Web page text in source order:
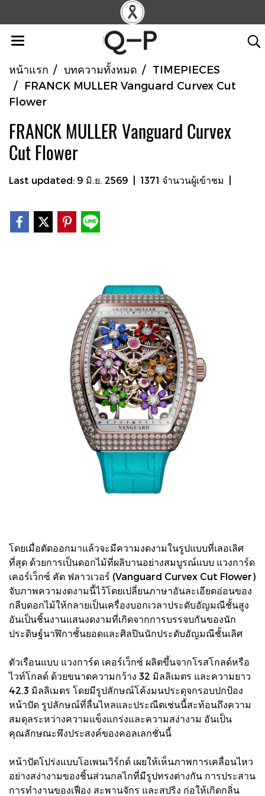
หน้าแรก บทความทั้งหมด
TIMEPIECES
FRANCK MULLER Vanguard Curvex Cut
Flower
FRANCK MULLER Vanguard Curvex
Cut Flower
Last updated: 9 มิ.ย. 2569 1371 จำนวนผู้เข้าชม
โดยเมื่อตัดออกมาแล้วจะมีความงดงามในรูปแบบที่เลอเลิศ
ที่สุด ด้วยการเป็นดอกไม้ที่ผลิบานอย่างสมบูรณ์แบบ แวงการ์ด
เคอร์เว็กซ์ คัต ฟลาวเวอร์ (Vanguard Curvex Cut Flower)
จับภาพความงดงามนี้ไว้โดยเปลี่ยนภาษาอันละเอียดอ่อนของ
กลีบดอกไม้ให้กลายเป็นเครื่องบอกเวลาประดับอัญมณีชั้นสูง
อันเป็นชิ้นงานแสนงดงามที่เกิดจากการบรรจบกันของนัก
ประดิษฐ์นาฬิกาชั้นยอดและศิลปินนักประดับอัญมณีชั้นเลิศ
ตัวเรือนแบบ แวงการ์ด เคอร์เว็กซ์ ผลิตขึ้นจากโรสโกลด์หรือ
ไวท์โกลด์ ด้วยขนาดความกว้าง 32 มิลลิเมตร และความยาว
42.3 มิลลิเมตร โดยมีรูปลักษณ์โค้งมนประดุจกรอบปกป้อง
หน้าปัด รูปลักษณ์ที่ลื่นไหลและประณีตเช่นนี้สะท้อนถึงความ
สมดุลระหว่างความแข็งแกร่งและความสง่างาม อันเป็น
คุณลักษณะพึงประสงค์ของคอลเลกชั่นนี้
หน้าปัดโปร่งแบบโอเพนเวิร์กด์ เผยให้เห็นภาพการเคลื่อนไหว
อย่างสง่างามของชิ้นส่วนกลไกที่มีรูปทรงต่างกัน การประสาน
การทำงานของเฟือง สะพานจักร และสปริง ก่อให้เกิดกลิ่น